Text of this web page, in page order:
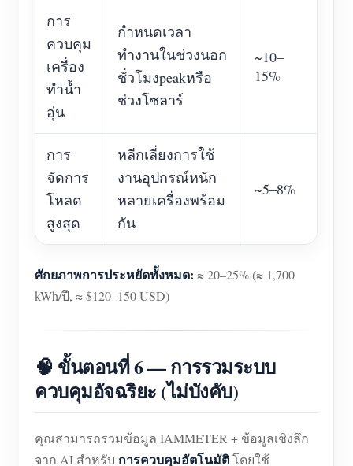
การ
ควบคุม
เครื่อง
ทำน้ำ
อุ่น
กำหนดเวลา
ทำงานในช่วงนอก
ชั่วโมงpeakหรือ
ช่วงโซลาร์
~10–
15%
การ
จัดการ
โหลด
สูงสุด
หลีกเลี่ยงการใช้
งานอุปกรณ์หนัก
หลายเครื่องพร้อม
กัน
~5–8%
ศักยภาพการประหยัดทั้งหมด: ≈ 20–25% (≈ 1,700
kWh/ปี, ≈ $120–150 USD)
🧠 ขั้นตอนที่ 6 — การรวมระบบ
ควบคุมอัจฉริยะ (ไม่บังคับ)
คุณสามารถรวมข้อมูล IAMMETER + ข้อมูลเชิงลึก
จาก AI สำหรับ การควบคุมอัตโนมัติโดยใช้